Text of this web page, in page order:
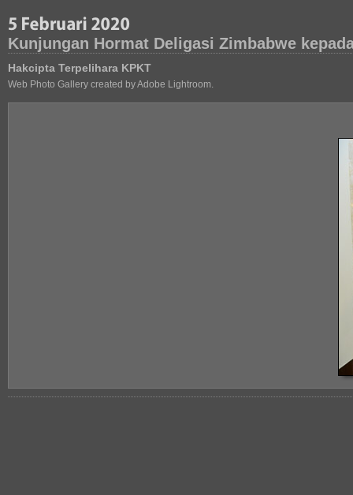
Kunjungan Hormat Deligasi Zimbabwe
Hakcipta Terpelihara KPKT
Web Photo Gallery created by Adobe Lightroom.